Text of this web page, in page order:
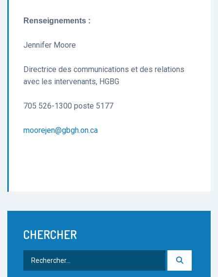
Renseignements :
Jennifer Moore
Directrice des communications et des relations
avec les intervenants, HGBG
705 526-1300 poste 5177
moorejen@gbgh.on.ca
CHERCHER